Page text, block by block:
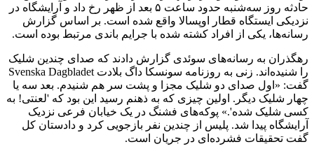
حادثه روز سه‌شنبه حدود ساعت ۵ بعد از ظهر رخ داد و آرایشگاه در
نزدیکی ایستگاه قطار اوپسالا واقع شده است. بر اساس گزارش
رسانه‌ها، یکی از افراد کشته شده با جرایم باندی مرتبط بوده است.
رهگذران به رسانه‌های سوئدی گزارش دادند که صدای چندین شلیک
را شنیده‌اند. زنی به روزنامه سونسکا داگ بلادت Svenska Dagbladet
گفت: «اول صدای دو شلیک مجزا و پشت سر هم شنیدم. بعد سه یا
چهار شلیک دیگر. اولین چیزی که به ذهنم رسید این بود که 'لعنتی! به
کسی شلیک شده'.» پوکه‌های فشنگ در یک خیابان فرعی نزدیک
آرایشگاه پیدا شد. پلیس از چندین نفر بازجویی کرد و دادستان کل
گفت تحقیقات فشرده‌ای در جریان است.